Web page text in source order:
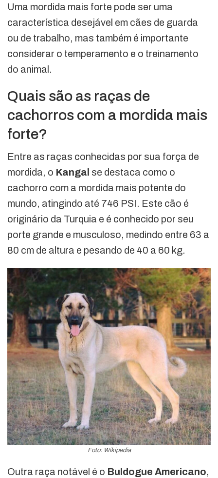
Uma mordida mais forte pode ser uma
característica desejável em cães de guarda
ou de trabalho, mas também é importante
considerar o temperamento e o treinamento
do animal.
Quais são as raças de
cachorros com a mordida mais
forte?
Entre as raças conhecidas por sua força de
mordida, o Kangal se destaca como o
cachorro com a mordida mais potente do
mundo, atingindo até 746 PSI. Este cão é
originário da Turquia e é conhecido por seu
porte grande e musculoso, medindo entre 63 a
80 cm de altura e pesando de 40 a 60 kg.
Foto: Wikipedia
Outra raça notável é o Buldogue Americano,